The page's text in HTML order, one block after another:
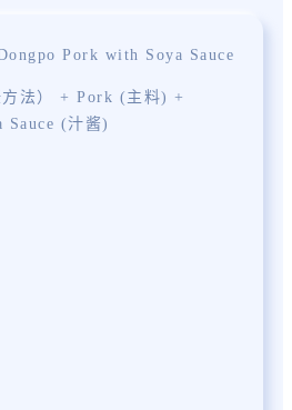
Pork with Soya Sauce
法） + Pork (主料) +
Sauce (汁酱)